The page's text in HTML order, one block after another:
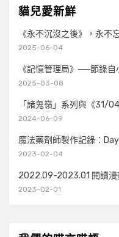
貓兒愛新鮮
《永不沉沒之後》，永不
2025-06-04
《記憶管理局》──節錄
2025-03-08
「諸鬼嶺」系列與《31/04
2024-06-09
魔法藥劑師製作記錄：
2023-02-04
2022.09-2023.01 閱讀漫
2023-02-01